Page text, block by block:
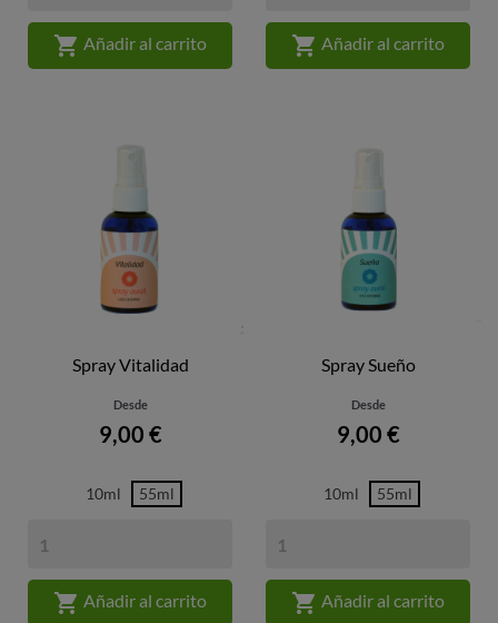
 Añadir al carrito  Añadir al carrito
Spray Vitalidad
Desde
Precio
9,00 €
10ml 55ml
 Añadir al carrito
Spray Sueño
Desde
Precio
9,00 €
10ml 55ml
 Añadir al carrito